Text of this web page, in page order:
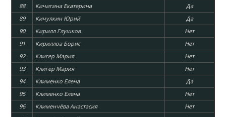
88
Кичигина Екатерина
Да
89
Кичулкин Юрий
Да
90
Кирилл Глушков
Нет
91
Кириллоа Борис
Нет
92
Клигер Мария
Нет
93
Клигер Мария
Нет
94
Клименко Елена
Да
95
Клименко Елена
Нет
96
Клименчёва Анастасия
Нет